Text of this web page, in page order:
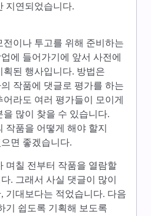
지연되었습니다.
전이나 투고를 위해 준비하는
에 들어가기에 앞서 사전에
된 행사입니다. 방법은
작품에 댓글로 평가를 하는
라도 여러 평가들이 모이게
많이 찾을 수 있습니다.
작품을 어떻게 해야 할지
면 좋겠습니다.
며칠 전부터 작품을 열람할
. 그래서 사실 댓글이 많이
기대보다는 적었습니다. 다음
기 쉽도록 기획해 보도록